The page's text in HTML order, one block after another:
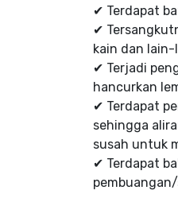
✔ Terdapat
✔
kain dan lain-
✔ Terjadi
hancurkan
✔ Terdapat
sehingga
susah untuk
✔ Terdapat